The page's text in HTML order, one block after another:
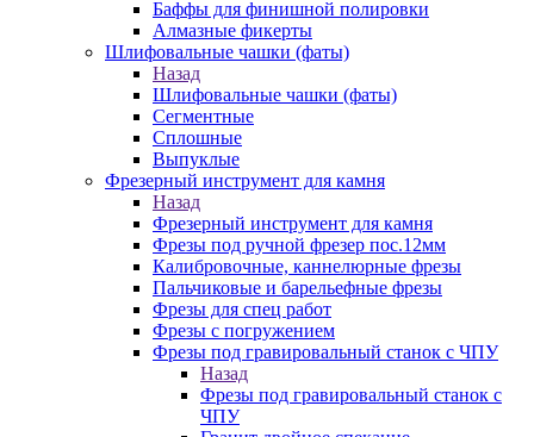
Баффы для финишной полировки
Алмазные фикерты
Шлифовальные чашки (фаты)
Назад
Шлифовальные чашки (фаты)
Сегментные
Сплошные
Выпуклые
Фрезерный инструмент для камня
Назад
Фрезерный инструмент для камня
Фрезы под ручной фрезер пос.12мм
Калибровочные, каннелюрные фрезы
Пальчиковые и барельефные фрезы
Фрезы для спец работ
Фрезы с погружением
Фрезы под гравировальный станок с ЧПУ
Назад
Фрезы под гравировальный станок с
ЧПУ